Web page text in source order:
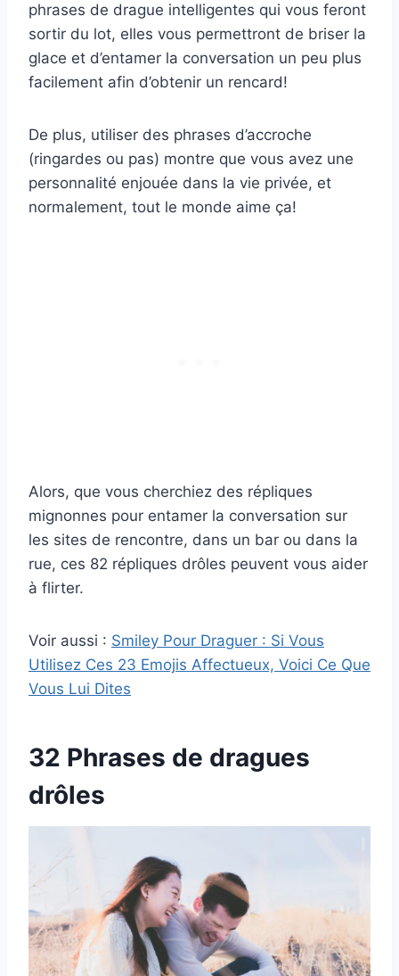
phrases de drague intelligentes qui vous feront
sortir du lot, elles vous permettront de briser la
glace et d’entamer la conversation un peu plus
facilement afin d’obtenir un rencard!
De plus, utiliser des phrases d’accroche
(ringardes ou pas) montre que vous avez une
personnalité enjouée dans la vie privée, et
normalement, tout le monde aime ça!
Alors, que vous cherchiez des répliques
mignonnes pour entamer la conversation sur
les sites de rencontre, dans un bar ou dans la
rue, ces 82 répliques drôles peuvent vous aider
à flirter.
Voir aussi : Smiley Pour Draguer : Si Vous
Utilisez Ces 23 Emojis Affectueux, Voici Ce Que
Vous Lui Dites
32 Phrases de dragues
drôles